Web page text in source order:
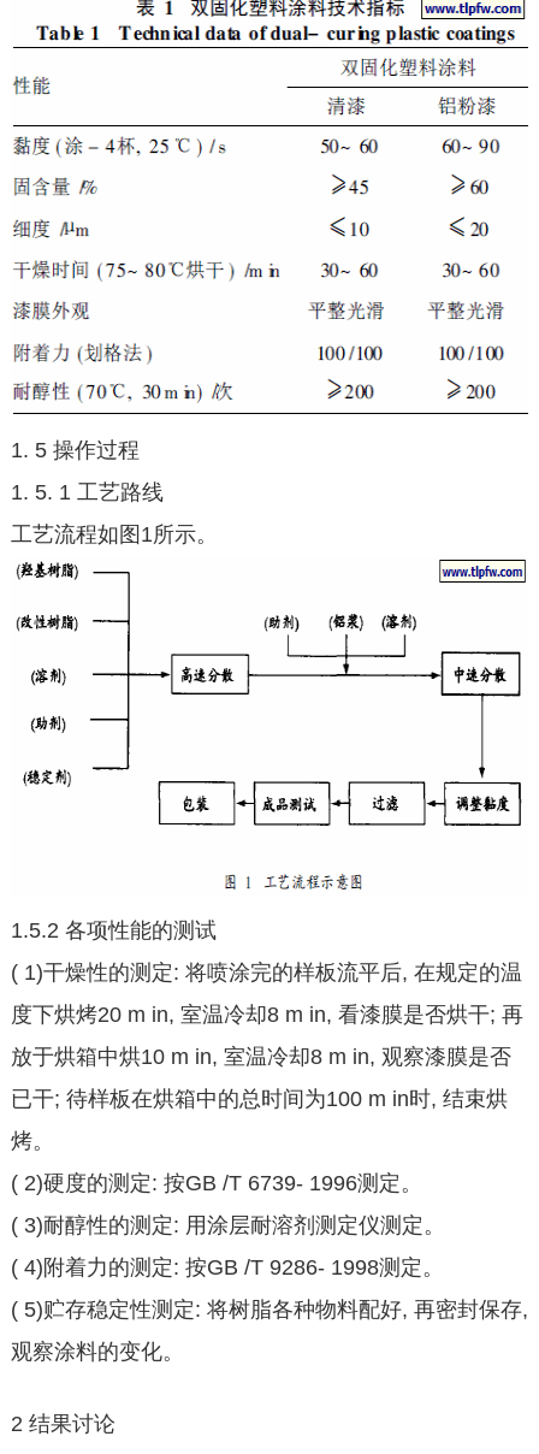
1. 5 操作过程
1. 5. 1 工艺路线
工艺流程如图1所示。
1.5.2 各项性能的测试
( 1)干燥性的测定: 将喷涂完的样板流平后, 在规定的温
度下烘烤20 m in, 室温冷却8 m in, 看漆膜是否烘干; 再
放于烘箱中烘10 m in, 室温冷却8 m in, 观察漆膜是否
已干; 待样板在烘箱中的总时间为100 m in时, 结束烘
烤。
( 2)硬度的测定: 按GB /T 6739- 1996测定。
( 3)耐醇性的测定: 用涂层耐溶剂测定仪测定。
( 4)附着力的测定: 按GB /T 9286- 1998测定。
( 5)贮存稳定性测定: 将树脂各种物料配好, 再密封保存,
观察涂料的变化。
2 结果讨论